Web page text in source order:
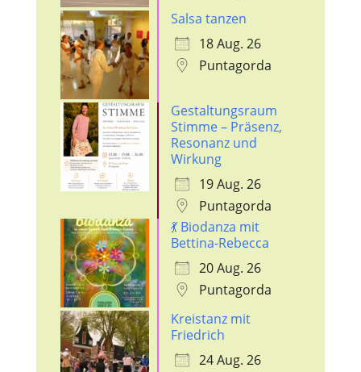
Salsa tanzen
18 Aug. 26
Puntagorda
Gestaltungsraum
Stimme – Präsenz,
Resonanz und
Wirkung
19 Aug. 26
Puntagorda
💃 Biodanza mit
Bettina-Rebecca
20 Aug. 26
Puntagorda
Kreistanz mit
Friedrich
24 Aug. 26